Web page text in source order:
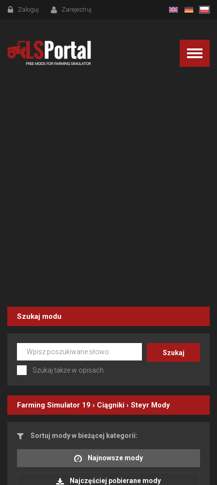
Zaloguj Zarejestruj
Szukaj modu
Szukaj także w opisach
Farming Simulator 19 › Ciągniki › Steyr Mody
Sortuj mody w bieżącej kategorii:
Najnowsze mody
Najczęściej pobierane mody